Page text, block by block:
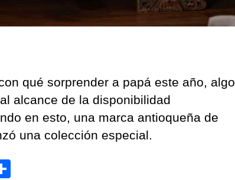
qué sorprender a papá este año, algo
alcance de la disponibilidad
en esto, una marca antioqueña de
una colección especial.